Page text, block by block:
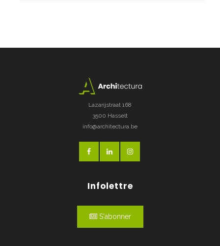
Lazarijstraat 168
3500 Hasselt
info@architectura.be
Infolettre
S'abonner